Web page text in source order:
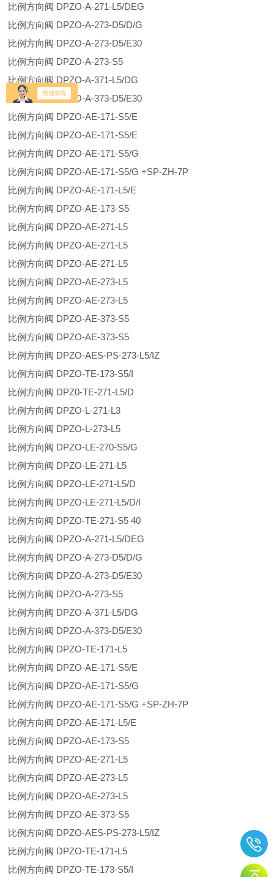
比例方向阀 DPZO-A-271-L5/DEG
比例方向阀 DPZO-A-273-D5/D/G
比例方向阀 DPZO-A-273-D5/E30
比例方向阀 DPZO-A-273-S5
比例方向阀 DPZO-A-371-L5/DG
比例方向阀 DPZO-A-373-D5/E30
比例方向阀 DPZO-AE-171-S5/E
比例方向阀 DPZO-AE-171-S5/E
比例方向阀 DPZO-AE-171-S5/G
比例方向阀 DPZO-AE-171-S5/G +SP-ZH-7P
比例方向阀 DPZO-AE-171-L5/E
比例方向阀 DPZO-AE-173-S5
比例方向阀 DPZO-AE-271-L5
比例方向阀 DPZO-AE-271-L5
比例方向阀 DPZO-AE-271-L5
比例方向阀 DPZO-AE-273-L5
比例方向阀 DPZO-AE-273-L5
比例方向阀 DPZO-AE-373-S5
比例方向阀 DPZO-AE-373-S5
比例方向阀 DPZO-AES-PS-273-L5/IZ
比例方向阀 DPZO-TE-173-S5/I
比例方向阀 DPZ0-TE-271-L5/D
比例方向阀 DPZO-L-271-L3
比例方向阀 DPZO-L-273-L5
比例方向阀 DPZO-LE-270-S5/G
比例方向阀 DPZO-LE-271-L5
比例方向阀 DPZO-LE-271-L5/D
比例方向阀 DPZO-LE-271-L5/D/I
比例方向阀 DPZO-TE-271-S5 40
比例方向阀 DPZO-A-271-L5/DEG
比例方向阀 DPZO-A-273-D5/D/G
比例方向阀 DPZO-A-273-D5/E30
比例方向阀 DPZO-A-273-S5
比例方向阀 DPZO-A-371-L5/DG
比例方向阀 DPZO-A-373-D5/E30
比例方向阀 DPZO-TE-171-L5
比例方向阀 DPZO-AE-171-S5/E
比例方向阀 DPZO-AE-171-S5/G
比例方向阀 DPZO-AE-171-S5/G +SP-ZH-7P
比例方向阀 DPZO-AE-171-L5/E
比例方向阀 DPZO-AE-173-S5
比例方向阀 DPZO-AE-271-L5
比例方向阀 DPZO-AE-273-L5
比例方向阀 DPZO-AE-273-L5
比例方向阀 DPZO-AE-373-S5
比例方向阀 DPZO-AES-PS-273-L5/IZ
比例方向阀 DPZO-TE-171-L5
比例方向阀 DPZO-TE-173-S5/I